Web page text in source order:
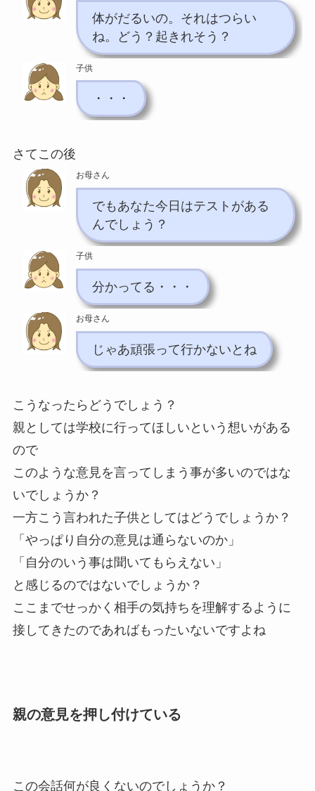
体がだるいの。それはつらい
ね。どう？起きれそう？
子供
・・・
さてこの後
お母さん
でもあなた今日はテストがある
んでしょう？
子供
分かってる・・・
お母さん
じゃあ頑張って行かないとね
こうなったらどうでしょう？
親としては学校に行ってほしいという想いがある
ので
このような意見を言ってしまう事が多いのではな
いでしょうか？
一方こう言われた子供としてはどうでしょうか？
「やっぱり自分の意見は通らないのか」
「自分のいう事は聞いてもらえない」
と感じるのではないでしょうか？
ここまでせっかく相手の気持ちを理解するように
接してきたのであればもったいないですよね
親の意見を押し付けている
この会話何が良くないのでしょうか？